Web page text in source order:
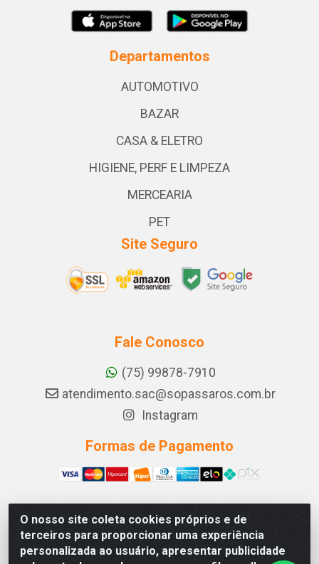
O nosso site coleta cookies próprios e de
terceiros para proporcionar uma experiência
personalizada ao usuário, apresentar publicidade
Departamentos
AUTOMOTIVO
BAZAR
CASA & ELETRO
HIGIENE, PERF E LIMPEZA
MERCEARIA
PET
Site Seguro
Fale Conosco
(75) 99878-7910
atendimento.sac@sopassaros.com.br
Instagram
Formas de Pagamento
A PINA DOS SANTOS DELEZZOTTE LTDA - RODOVIA BA
233, 27 - ZONA RURAL, ITABERABA/BA - CEP 46.880-
000 - CNPJ 30.578.948/0001-90